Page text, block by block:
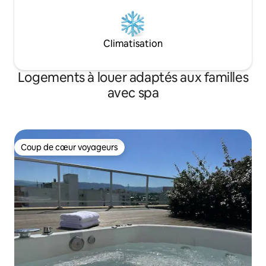
Climatisation
Logements à louer adaptés aux familles
avec spa
Coup de cœur voyageurs
Coup de cœur voyageurs